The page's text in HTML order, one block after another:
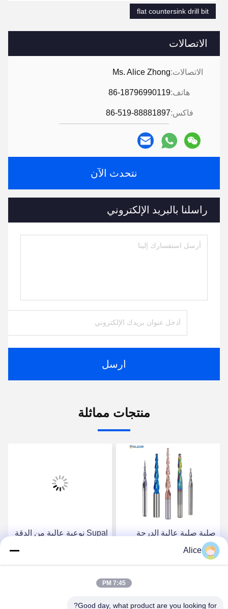
الاتصالات
الاتصالات:Ms. Alice Zhong
هاتف:86-18796990119
فاكس:86-519-88881897
نتحدث الآن
راسلنا بالبريد الإلكتروني
ارسل
flat countersink drill bit
منتجات مماثلة
صلبة صلبة عالية الدرجة
كربيد راوتر بيت لتطبيقات
صناعة الخشب الدقيقة
احصل على أفضل سعر
Supal نوعية عالية من الدقة
Alice
7:45 PM
Good day, what product are you looking for?